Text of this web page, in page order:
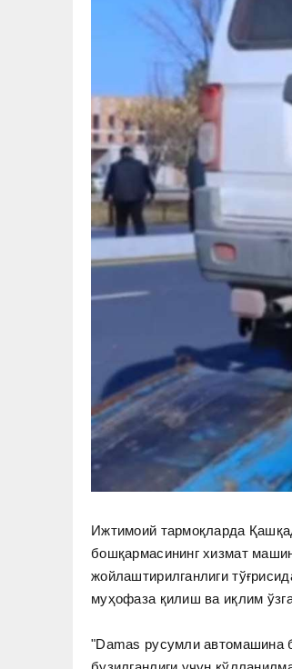
Ижтимоий тармоқларда
бошқармасининг хизмат
жойлаштирилганлиги
муҳофаза қилиш ва иқлим
"Damas русумли автомашина